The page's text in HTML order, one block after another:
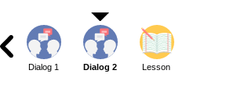
Dialog 1 Dialog 2 Lesson